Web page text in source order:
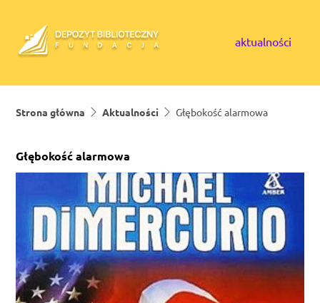
aktualności
Strona główna Aktualności Głębokość alarmowa
Głębokość alarmowa